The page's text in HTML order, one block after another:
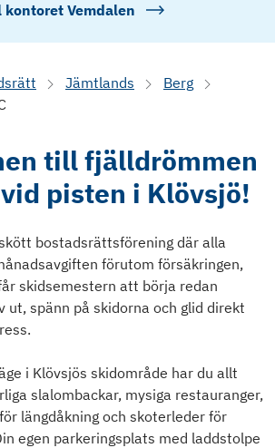
kontoret Vemdalen
Jämtlands
Berg
till fjälldrömmen
pisten i Klövsjö!
bostadsrättsförening där alla
förutom försäkringen,
skidsemestern att börja redan
ut, spänn på skidorna och glid direkt
i Klövsjös skidområde har du allt
slalombackar, mysiga restauranger,
längdåkning och skoterleder för
egen parkeringsplats med laddstolpe